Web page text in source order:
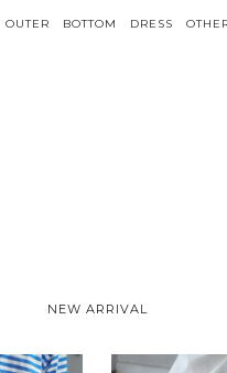
OUTER BOTTOM DRESS
NEW ARRIVAL